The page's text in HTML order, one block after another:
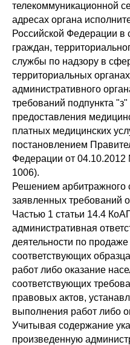
телекоммуникационной
адресах органа
Российской Федерации
граждан,
службы по надзору в
территориальных
административного
требований подпункта
предоставления
платных медицинских
постановлением
Федерации от 04.10.2012
1006).
Решением арбитражного
заявленных требований
Частью 1 статьи 14.4
административная
деятельности по
соответствующих
работ либо оказание
соответствующих
правовых актов,
выполнения работ либо
Учитывая содержание
произведенную